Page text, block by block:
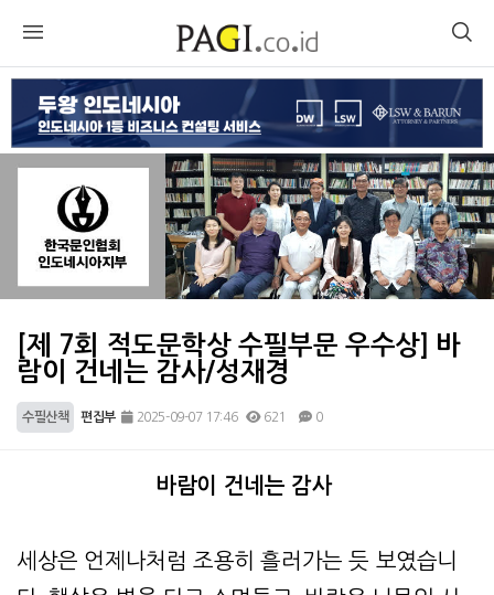
[제 7회 적도문학상 수필부문 우수상] 바
람이 건네는 감사/성재경
수필산책 편집부 2025-09-07 17:46 621 0
바람이 건네는 감사
세상은 언제나처럼 조용히 흘러가는 듯 보였습니